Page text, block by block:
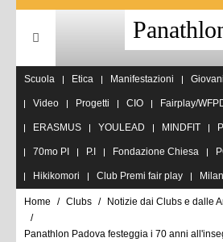
Scuola Etica Manifestazioni Giovani
Video Progetti CIO Fairplay/
ERASMUS YOULEAD MINDFIT
70mo PI P.I Fondazione Chiesa
Hikikomori Club Premi fair play
Home Clubs Notizie dai Clubs e dalle
Panathlon Padova festeggia i 70 anni